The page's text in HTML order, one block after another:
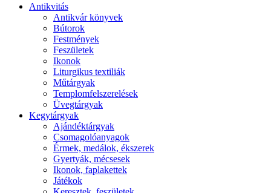
Antikvitás
Antikvár könyvek
Bútorok
Festmények
Feszületek
Ikonok
Liturgikus textiliák
Műtárgyak
Templomfelszerelések
Üvegtárgyak
Kegytárgyak
Ajándéktárgyak
Csomagolóanyagok
Érmek, medálok, ékszerek
Gyertyák, mécsesek
Ikonok, faplakettek
Játékok